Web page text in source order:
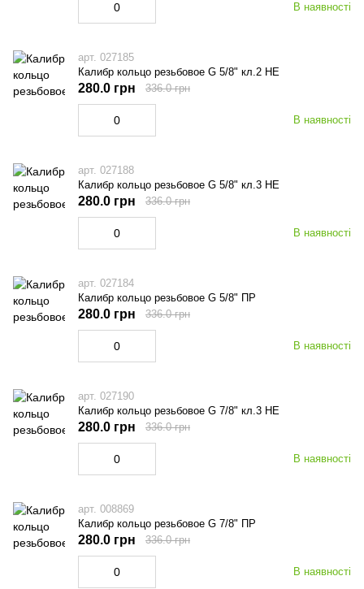
В наявності
арт. 027185
Калибр кольцо резьбовое G 5/8" кл.2 НЕ
В наявності
280.0 грн 336.0 грн
арт. 027188
Калибр кольцо резьбовое G 5/8" кл.3 НЕ
В наявності
280.0 грн 336.0 грн
арт. 027184
Калибр кольцо резьбовое G 5/8" ПР
В наявності
280.0 грн 336.0 грн
арт. 027190
Калибр кольцо резьбовое G 7/8" кл.3 НЕ
В наявності
280.0 грн 336.0 грн
арт. 008869
Калибр кольцо резьбовое G 7/8" ПР
В наявності
280.0 грн 336.0 грн